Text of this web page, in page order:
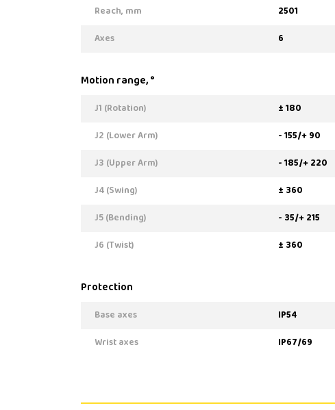
Reach, mm
2501
Axes
6
Motion range, °
J1 (Rotation)
± 180
J2 (Lower Arm)
- 155/+ 90
J3 (Upper Arm)
- 185/+ 220
J4 (Swing)
± 360
J5 (Bending)
- 35/+ 215
J6 (Twist)
± 360
Protection
Base axes
IP54
Wrist axes
IP67/69